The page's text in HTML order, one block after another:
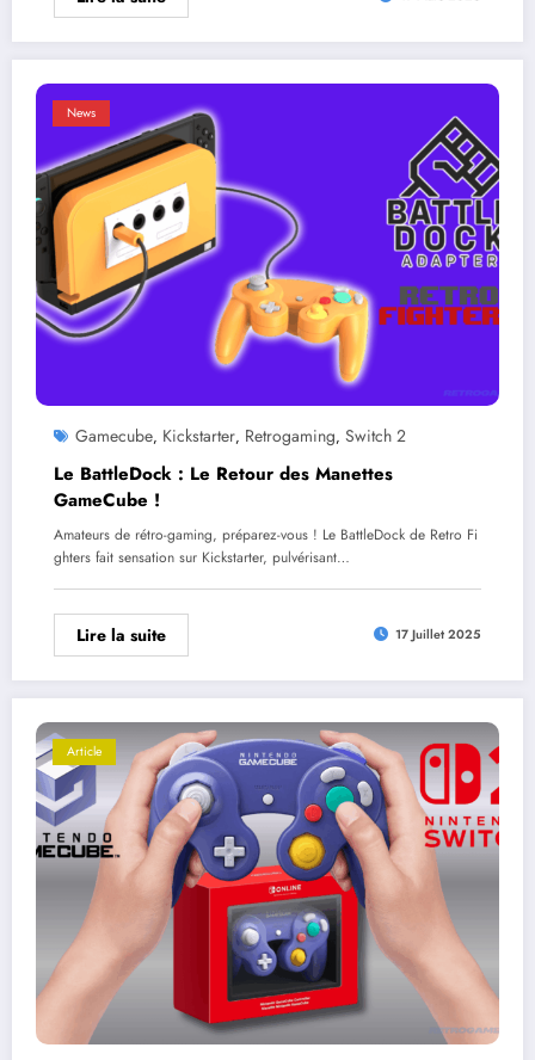
News
Gamecube, Kickstarter, Retrogaming, Switch 2
Le BattleDock : Le Retour des Manettes
GameCube !
Amateurs de rétro-gaming, préparez-vous ! Le BattleDock de Retro Fi
ghters fait sensation sur Kickstarter, pulvérisant…
Lire la suite 17 Juillet 2025
Article